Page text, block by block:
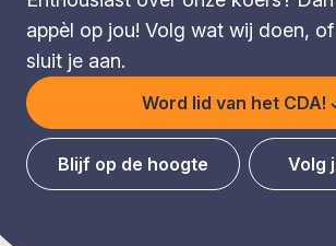
appèl op jou! Volg wat wij doen,
sluit je aan.
Word lid van het CDA!
Blijf op de hoogte Volg